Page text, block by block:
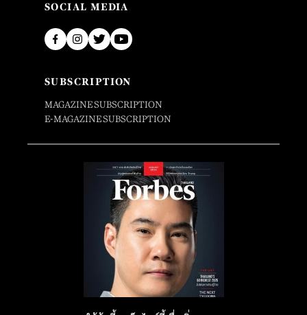
SOCIAL MEDIA
SUBSCRIPTION
MAGAZINE SUBSCRIPTION
E-MAGAZINE SUBSCRIPTION